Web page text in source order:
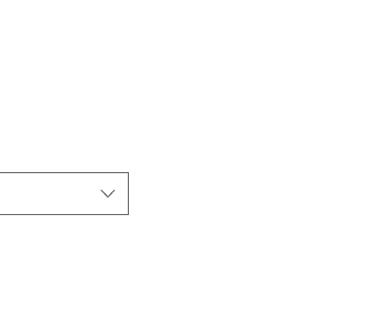
de 4.3 de 5 estrellas